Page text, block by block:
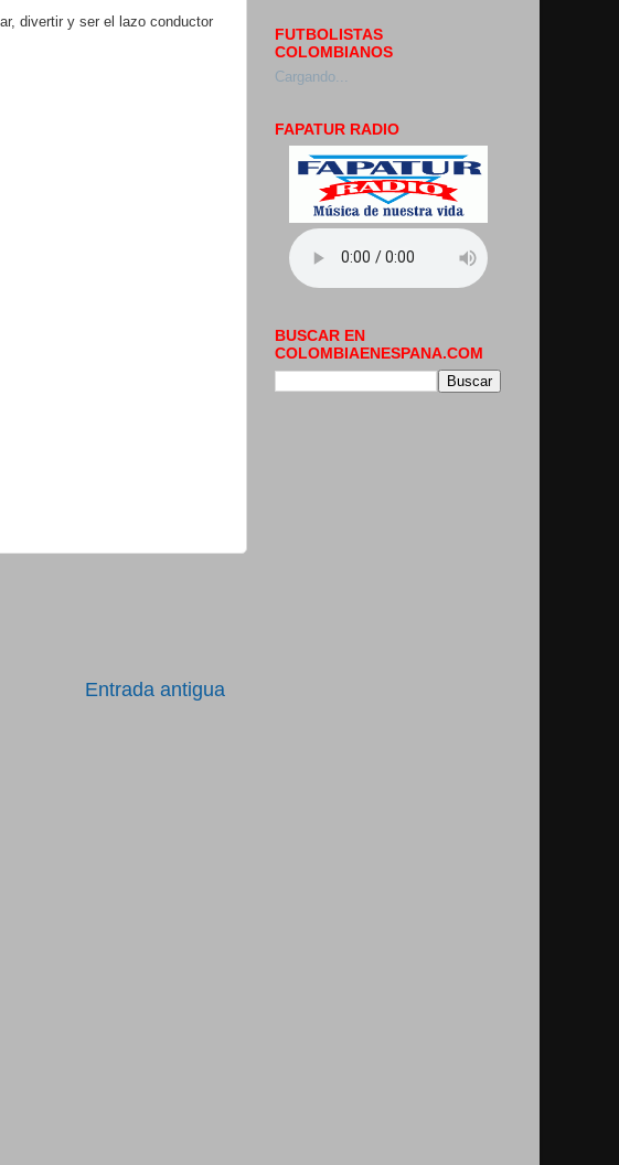
divertir y ser el lazo conductor
Entrada antigua
FUTBOLISTAS
COLOMBIANOS
Cargando...
FAPATUR RADIO
BUSCAR EN
COLOMBIAENESPANA.COM